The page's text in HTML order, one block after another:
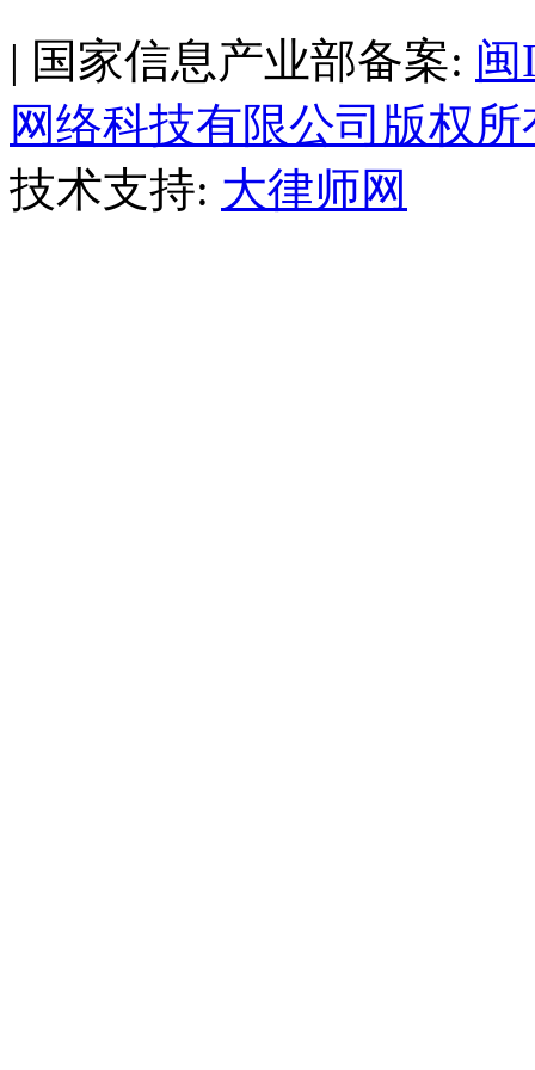
| 国家信息产业部备案: 闽
网络科技有限公司版权所
技术支持: 大律师网